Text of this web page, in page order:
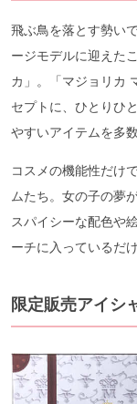
飛ぶ鳥を落とす勢い
ージモデルに迎えた
カ」。「マジョリカ
セプトに、ひとりひ
やすいアイテムを多
コスメの機能性だけ
ムたち。女の子の夢
スパイシーな配色や
ーチに入っているだ
限定販売アイシ